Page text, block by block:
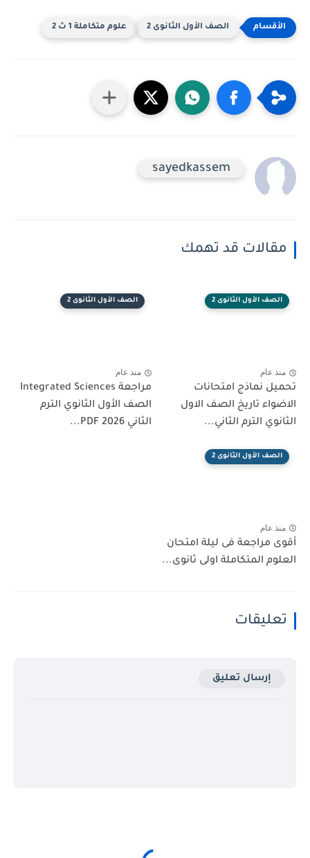
الصف الأول الثانوى 2 علوم متكاملة 1 ث 2
sayedkassem
مقالات قد تهمك
الصف الأول الثانوى 2
منذ عام
تحميل نماذج امتحانات
الاضواء تاريخ الصف الاول
الثانوي الترم الثاني...
الصف الأول الثانوى 2
منذ عام
مراجعة Integrated Sciences
الصف الأول الثانوي الترم
الثاني 2026 PDF...
الصف الأول الثانوى 2
منذ عام
أقوى مراجعة فى ليلة امتحان
العلوم المتكاملة اولى ثانوى...
تعليقات
إرسال تعليق